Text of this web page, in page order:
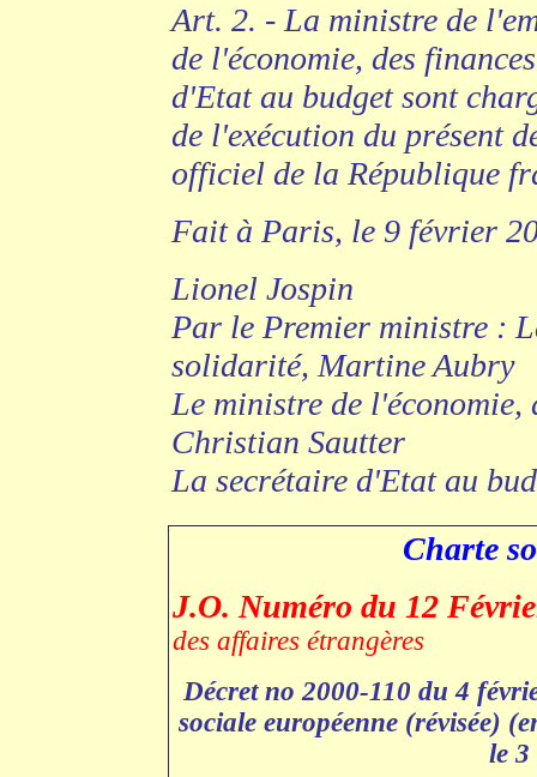
Art. 2. - La ministre de
de l'économie, des
d'Etat au budget sont
de l'exécution du présent
officiel de la République
Fait à Paris, le 9 février
Lionel Jospin
Par le Premier ministre :
solidarité, Martine Aubry
Le ministre de
Christian Sautter
La secrétaire d'Etat au
.
Charte
J.O. Numéro du 12
des affaires étrangères
Décret no 2000-110 du 4
sociale européenne (révisée)
le